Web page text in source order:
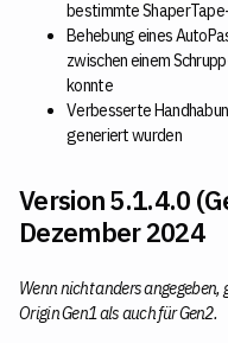
bestimmte
Behebung eines
zwischen einem
konnte
Verbesserte
generiert wurden
Version 5.1.4.0
Dezember 2024
Wenn nicht anders
Origin Gen1 als auch für Gen2.